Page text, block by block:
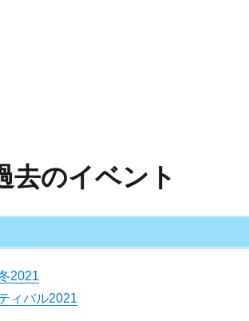
去のイベント
2021
ィバル2021